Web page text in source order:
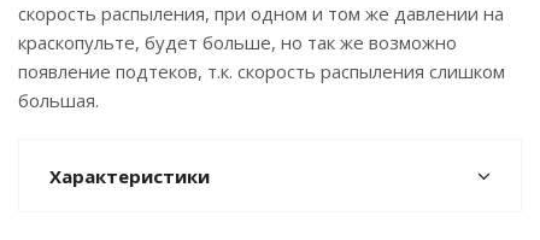
скорость распыления, при одном и том же давлении на
краскопульте, будет больше, но так же возможно
появление подтеков, т.к. скорость распыления слишком
большая.
Характеристики